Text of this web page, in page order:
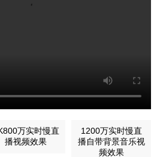
万实时慢直
播视频效果
1200万实时慢直
播自带背景音乐视
频效果